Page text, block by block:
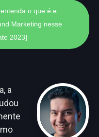
o que é e
Marketing nesse
2023]
a